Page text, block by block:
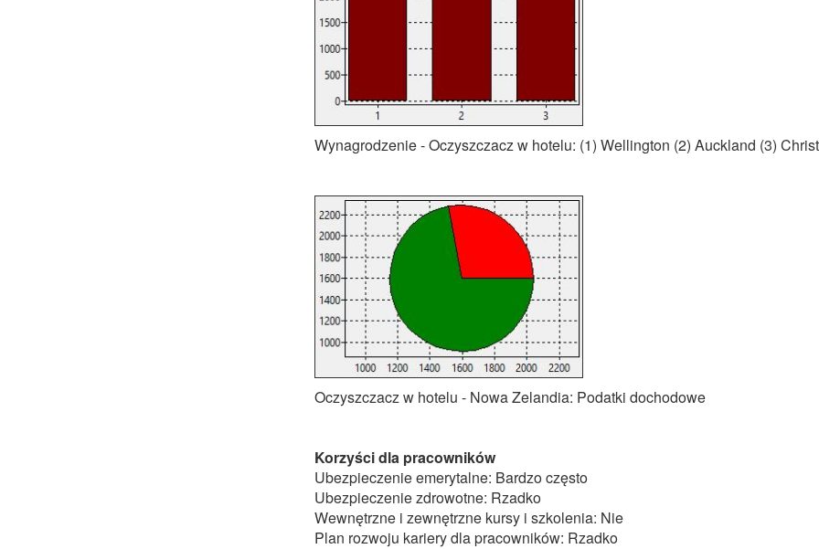
Wynagrodzenie - Oczyszczacz w hotelu: (1) Wellington (2) Auckland (3)
Oczyszczacz w hotelu - Nowa Zelandia: Podatki dochodowe
Korzyści dla pracowników
Ubezpieczenie emerytalne: Bardzo często
Ubezpieczenie zdrowotne: Rzadko
Wewnętrzne i zewnętrzne kursy i szkolenia: Nie
Plan rozwoju kariery dla pracowników: Rzadko